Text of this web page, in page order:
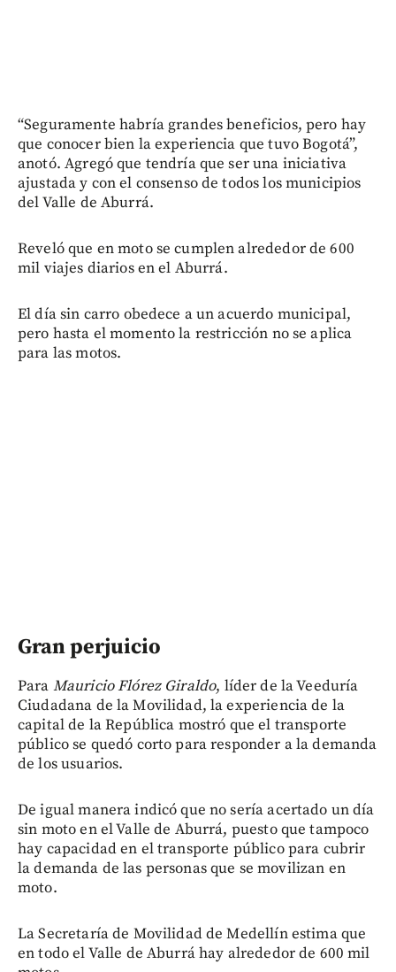
“Seguramente habría grandes beneficios, pero hay
que conocer bien la experiencia que tuvo Bogotá”,
anotó. Agregó que tendría que ser una iniciativa
ajustada y con el consenso de todos los municipios
del Valle de Aburrá.
Reveló que en moto se cumplen alrededor de 600
mil viajes diarios en el Aburrá.
El día sin carro obedece a un acuerdo municipal,
pero hasta el momento la restricción no se aplica
para las motos.
Gran perjuicio
Para Mauricio Flórez Giraldo, líder de la Veeduría
Ciudadana de la Movilidad, la experiencia de la
capital de la República mostró que el transporte
público se quedó corto para responder a la demanda
de los usuarios.
De igual manera indicó que no sería acertado un día
sin moto en el Valle de Aburrá, puesto que tampoco
hay capacidad en el transporte público para cubrir
la demanda de las personas que se movilizan en
moto.
La Secretaría de Movilidad de Medellín estima que
en todo el Valle de Aburrá hay alrededor de 600 mil